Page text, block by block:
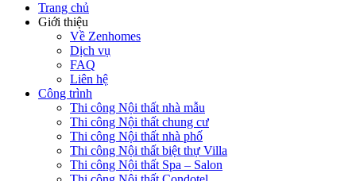
Trang chủ
Giới thiệu
Về Zenhomes
Dịch vụ
FAQ
Liên hệ
Công trình
Thi công Nội thất nhà mẫu
Thi công Nội thất chung cư
Thi công Nội thất nhà phố
Thi công Nội thất biệt thự Villa
Thi công Nội thất Spa – Salon